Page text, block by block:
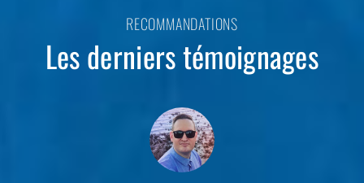
RECOMMANDATIONS
Les derniers témoignages